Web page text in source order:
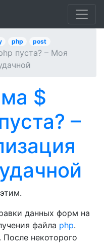
php post
пуста? – Моя
$
–
данных форм на
файла php.
После некоторого